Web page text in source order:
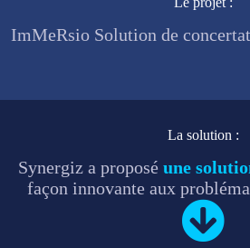
ImMeRsio Solution de
La solution :
Synergiz a proposé une
façon innovante aux